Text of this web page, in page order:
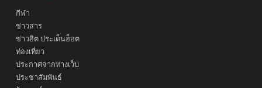
กีฬา
ข่าวสาร
ข่าวฮิต ประเด็นฮ็อต
ท่องเที่ยว
ประกาศจากทางเว็บ
ประชาสัมพันธ์